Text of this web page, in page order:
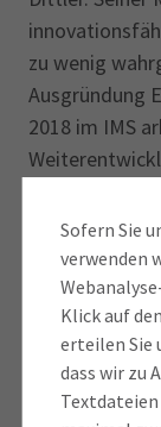
Sofern Sie
verwenden
Klick auf
erteilen Sie
dass wir zu
zu wenig
Ausgrün­dung
2018 im IMS
MakerSpace
und
Den